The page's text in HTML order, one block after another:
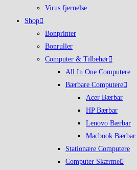
Virus fjernelse
Shop
Bonprinter
Bonruller
Computer & Tilbehør
All In One Computere
Bærbare Computere
Acer Bærbar
HP Bærbar
Lenovo Bærbar
Macbook Bærbar
Stationære Computere
Computer Skærme